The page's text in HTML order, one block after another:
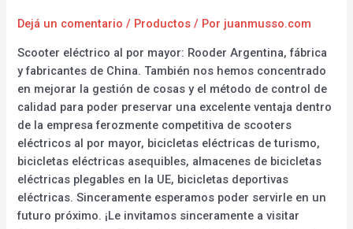
Dejá un comentario / Productos / Por juanmusso.com
Scooter eléctrico al por mayor: Rooder Argentina, fábrica
y fabricantes de China. También nos hemos concentrado
en mejorar la gestión de cosas y el método de control de
calidad para poder preservar una excelente ventaja dentro
de la empresa ferozmente competitiva de scooters
eléctricos al por mayor, bicicletas eléctricas de turismo,
bicicletas eléctricas asequibles, almacenes de bicicletas
eléctricas plegables en la UE, bicicletas deportivas
eléctricas. Sinceramente esperamos poder servirle en un
futuro próximo. ¡Le invitamos sinceramente a visitar